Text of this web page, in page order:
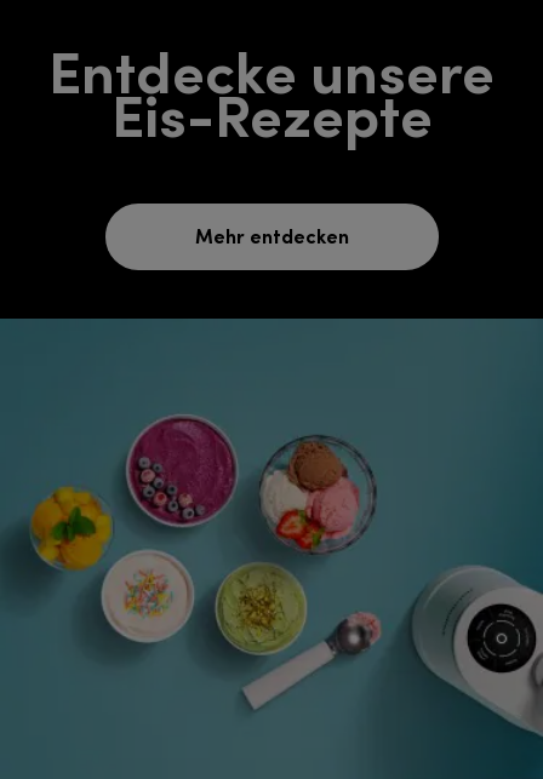
Entdecke unsere
Eis-Rezepte
Mehr entdecken